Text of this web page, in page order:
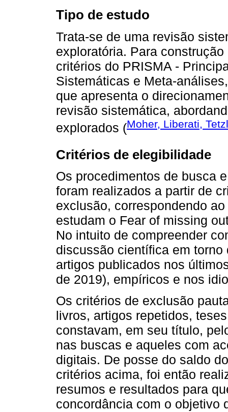
Tipo de estudo
Trata-se de uma revisão
exploratória. Para
critérios do PRISMA -
Sistemáticas e Meta-
que apresenta o
revisão sistemática,
explorados (Moher, Liberati,
Critérios de elegibilidade
Os procedimentos de busca
foram realizados a partir de
exclusão, correspondendo
estudam o Fear of missing
No intuito de compreender
discussão científica em
artigos publicados nos
de 2019), empíricos e nos
Os critérios de exclusão
livros, artigos repetidos,
constavam, em seu título,
nas buscas e aqueles com
digitais. De posse do saldo
critérios acima, foi então
resumos e resultados para
concordância com o objetivo